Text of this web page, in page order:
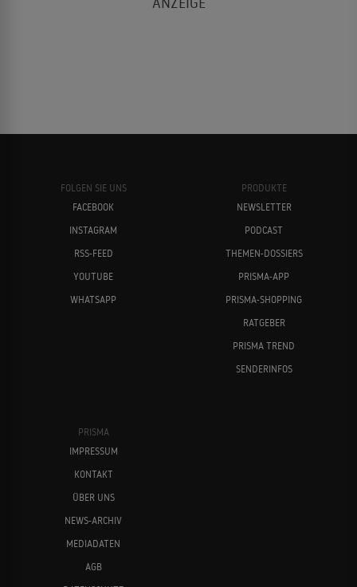
FOLGEN SIE UNS
FACEBOOK
INSTAGRAM
RSS-FEED
YOUTUBE
WHATSAPP
PRODUKTE
NEWSLETTER
PODCAST
THEMEN-DOSSIERS
PRISMA-APP
PRISMA-SHOPPING
RATGEBER
PRISMA TREND
SENDERINFOS
PRISMA
IMPRESSUM
KONTAKT
ÜBER UNS
NEWS-ARCHIV
MEDIADATEN
AGB